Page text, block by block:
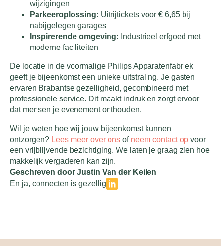
wijzigingen
Parkeeroplossing: Uitrijtickets voor € 6,65 bij
nabijgelegen garages
Inspirerende omgeving: Industrieel erfgoed met
moderne faciliteiten
De locatie in de voormalige Philips Apparatenfabriek
geeft je bijeenkomst een unieke uitstraling. Je gasten
ervaren Brabantse gezelligheid, gecombineerd met
professionele service. Dit maakt indruk en zorgt ervoor
dat mensen je evenement onthouden.
Wil je weten hoe wij jouw bijeenkomst kunnen
ontzorgen? Lees meer over ons of neem contact op voor
een vrijblijvende bezichtiging. We laten je graag zien hoe
makkelijk vergaderen kan zijn.
Geschreven door Justin Van der Keilen
En ja, connecten is gezellig